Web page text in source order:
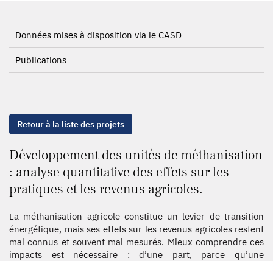
Données mises à disposition via le CASD
Publications
Retour à la liste des projets
Développement des unités de méthanisation
: analyse quantitative des effets sur les
pratiques et les revenus agricoles.
La méthanisation agricole constitue un levier de transition
énergétique, mais ses effets sur les revenus agricoles restent
mal connus et souvent mal mesurés. Mieux comprendre ces
impacts est nécessaire : d’une part, parce qu’une